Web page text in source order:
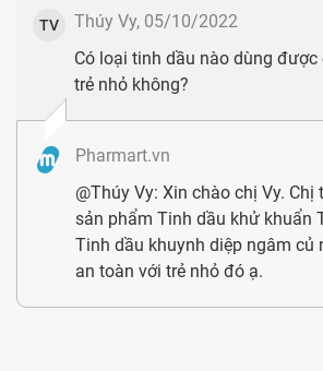
TV Thúy Vy, 05/10/2022
Có loại tinh dầu nào dùng
trẻ nhỏ không?
Pharmart.vn
@Thúy Vy: Xin chào chị Vy.
sản phẩm Tinh dầu khử khuẩn
Tinh dầu khuynh diệp ngâm củ
an toàn với trẻ nhỏ đó ạ.